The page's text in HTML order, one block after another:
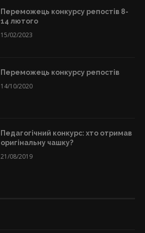
Переможець конкурсу репостів 8-
14 лютого
15/02/2023
Переможець конкурсу репостів
14/10/2020
Педагогічний конкурс: хто отримав
оригінальну чашку?
21/08/2019